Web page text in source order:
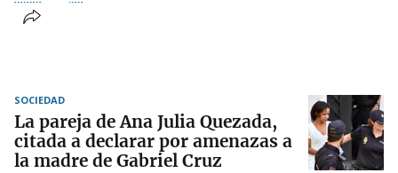
SOCIEDAD
La pareja de Ana Julia Quezada,
citada a declarar por amenazas a
la madre de Gabriel Cruz